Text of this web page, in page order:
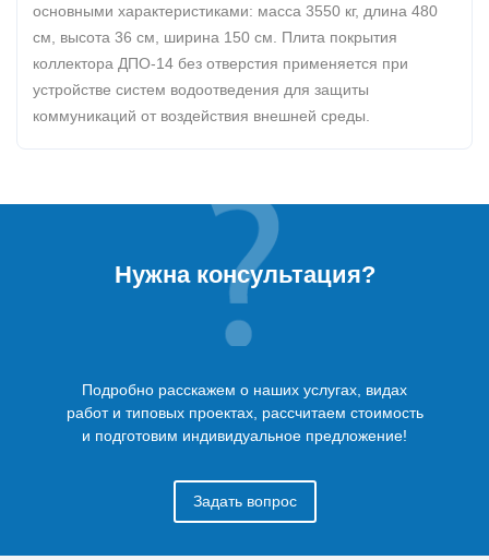
основными характеристиками: масса 3550 кг, длина 480
см, высота 36 см, ширина 150 см. Плита покрытия
коллектора ДПО-14 без отверстия применяется при
устройстве систем водоотведения для защиты
коммуникаций от воздействия внешней среды.
Нужна консультация?
Подробно расскажем о наших услугах, видах
работ и типовых проектах, рассчитаем стоимость
и подготовим индивидуальное предложение!
Задать вопрос